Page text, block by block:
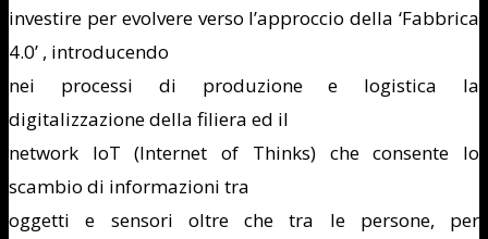
investire per evolvere verso l’approccio della ‘Fabbrica
4.0’ , introducendo
nei processi di produzione e logistica la
digitalizzazione della filiera ed il
network IoT (Internet of Thinks) che consente lo
scambio di informazioni tra
oggetti e sensori oltre che tra le persone, per